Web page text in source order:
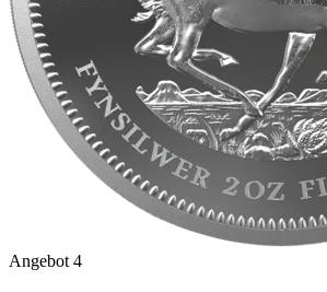
Angebot 4